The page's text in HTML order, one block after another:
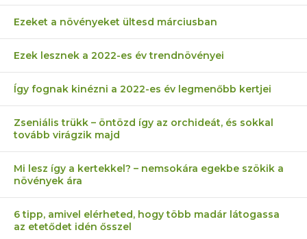
Ezeket a növényeket ültesd márciusban
Ezek lesznek a 2022-es év trendnövényei
Így fognak kinézni a 2022-es év legmenőbb kertjei
Zseniális trükk – öntözd így az orchideát, és sokkal
tovább virágzik majd
Mi lesz így a kertekkel? – nemsokára egekbe szökik a
növények ára
6 tipp, amivel elérheted, hogy több madár látogassa
az etetődet idén ősszel